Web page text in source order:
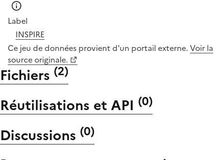
Label
INSPIRE
Ce jeu de données provient d'un portail externe. Voir la
source originale.
Fichiers (2)
Réutilisations et API (0)
Discussions (0)